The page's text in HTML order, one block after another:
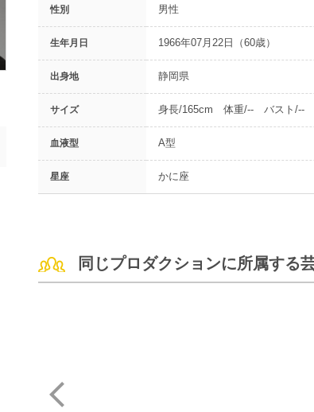
性別 男性
生年月日 1966年07月22日（60歳）
出身地 静岡県
サイズ 身長/165cm 体重/-- バスト/--
血液型 A型
星座 かに座
同じプロダクションに所属する